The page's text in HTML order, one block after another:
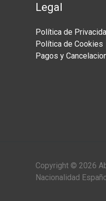
Legal
Política de
Política de Cookies
Pagos y
Copyright © 2026
Nacionalidad